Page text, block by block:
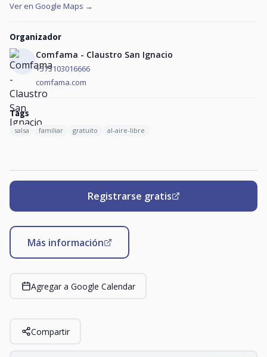
Ver en Google Maps →
Organizador
Comfama - Claustro San Ignacio
+573103016666
comfama.com
Tags
salsa familiar gratuito al-aire-libre
Registrarse gratis
Más información
Agregar a Google Calendar
Compartir